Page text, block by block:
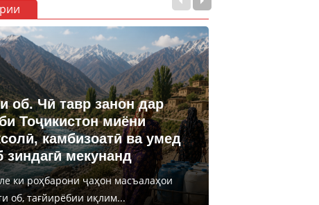
об. Чӣ тавр занон дар
Тоҷикистон миёни
камбизоатӣ ва умед
зиндагӣ мекунанд
ки роҳбарони ҷаҳон масъалаҳои
об, тағйирёбии иқлим...